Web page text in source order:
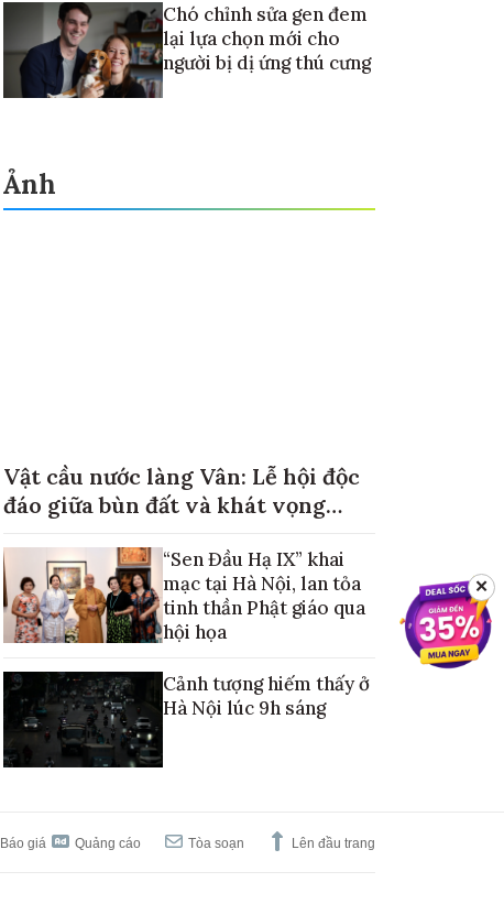
Chó chỉnh sửa gen đem
lại lựa chọn mới cho
người bị dị ứng thú cưng
Ảnh
Vật cầu nước làng Vân: Lễ hội độc
đáo giữa bùn đất và khát vọng
“Sen Đầu Hạ IX” khai
mạc tại Hà Nội, lan tỏa
tinh thần Phật giáo qua
hội họa
Cảnh tượng hiếm thấy ở
Hà Nội lúc 9h sáng
Báo giá Quảng cáo Tòa soạn Lên đầu trang
✕